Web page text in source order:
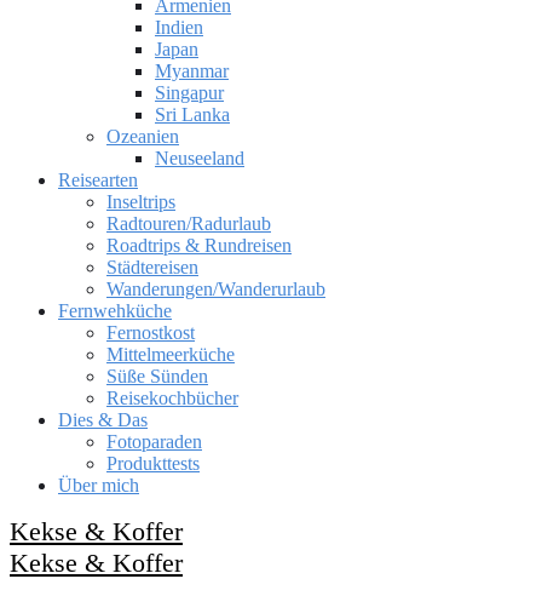
Armenien
Indien
Japan
Myanmar
Singapur
Sri Lanka
Ozeanien
Neuseeland
Reisearten
Inseltrips
Radtouren/Radurlaub
Roadtrips & Rundreisen
Städtereisen
Wanderungen/Wanderurlaub
Fernwehküche
Fernostkost
Mittelmeerküche
Süße Sünden
Reisekochbücher
Dies & Das
Fotoparaden
Produkttests
Über mich
Kekse & Koffer
Kekse & Koffer